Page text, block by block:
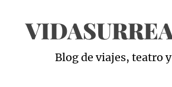
Blog de viajes, teatro